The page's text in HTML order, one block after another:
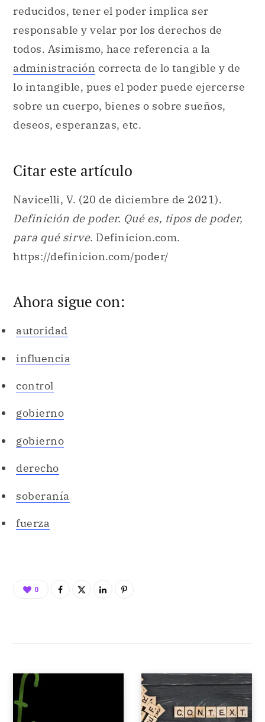
reducidos, tener el poder implica ser
responsable y velar por los derechos de
todos. Asimismo, hace referencia a la
administración correcta de lo tangible y de
lo intangible, pues el poder puede ejercerse
sobre un cuerpo, bienes o sobre sueños,
deseos, esperanzas, etc.
Citar este artículo
Navicelli, V. (20 de diciembre de 2021).
Definición de poder. Qué es, tipos de poder,
para qué sirve. Definicion.com.
https://definicion.com/poder/
Ahora sigue con:
autoridad
influencia
control
gobierno
gobierno
derecho
soberanía
fuerza
0